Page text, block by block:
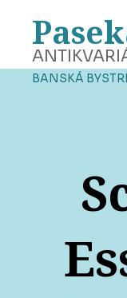
BANSKÁ